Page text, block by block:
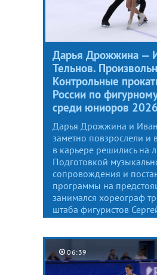
Дарья Дрожжина —
Тельнов.
Контрольные
России по
среди юниоров 2026
Дарья Дрожжина и
заметно повзрослели и
в карьере решились на
Подготовкой
сопровождения и
программы на
занимался хореограф
штаба фигуристов
06:39